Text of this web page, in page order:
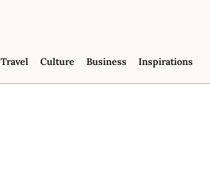
Travel Culture Business Inspirations